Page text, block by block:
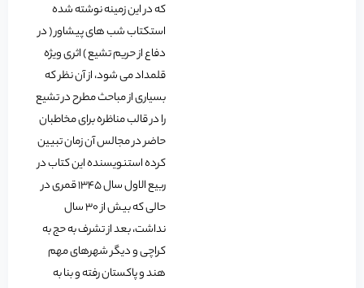
که در این زمینه نوشته شده
استکتاب شب های پیشاور ( در
دفاع از حریم تشیع ) اثری ویژه
قلمداد می شود، از آن نظر که
بسیاری از مباحث مطرح در تشیع
را در قالب مناظره برای مخاطبان
حاضر در مجالس آن زمان تبیین
کرده استنویسنده این کتاب در
ربیع الاول سال 1345 قمری در
حالی که بیش از 30 سال
نداشت، بعد از تشرف به حج به
کراچی و دیگر شهرهای مهم
هند و پاکستان رفته و بنا به